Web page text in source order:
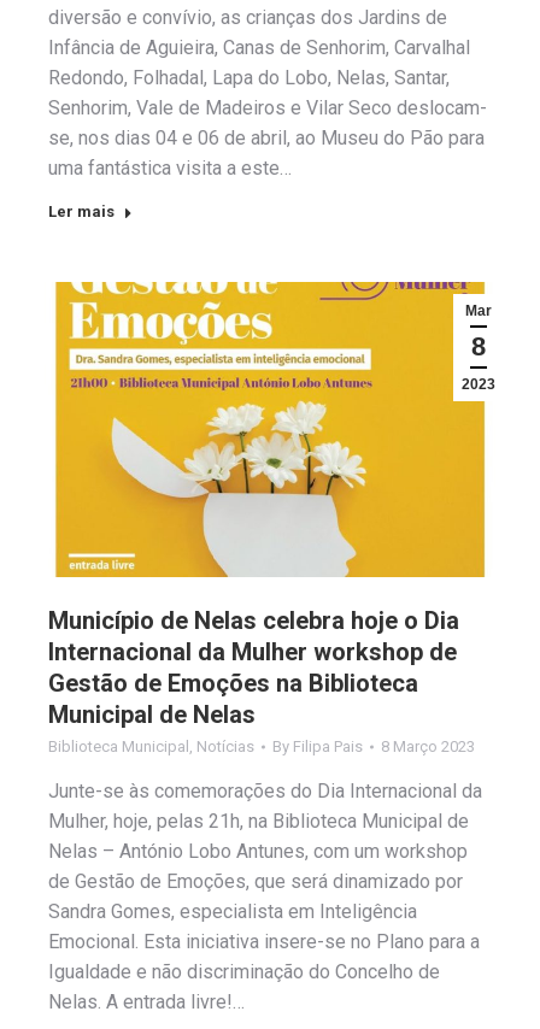
diversão e convívio, as crianças dos Jardins de
Infância de Aguieira, Canas de Senhorim, Carvalhal
Redondo, Folhadal, Lapa do Lobo, Nelas, Santar,
Senhorim, Vale de Madeiros e Vilar Seco deslocam-
se, nos dias 04 e 06 de abril, ao Museu do Pão para
uma fantástica visita a este…
Ler mais
Mar
8
2023
Município de Nelas celebra hoje o Dia
Internacional da Mulher workshop de
Gestão de Emoções na Biblioteca
Municipal de Nelas
Biblioteca Municipal Notícias By Filipa Pais 8 Março 2023
Junte-se às comemorações do Dia Internacional da
Mulher, hoje, pelas 21h, na Biblioteca Municipal de
Nelas – António Lobo Antunes, com um workshop
de Gestão de Emoções, que será dinamizado por
Sandra Gomes, especialista em Inteligência
Emocional. Esta iniciativa insere-se no Plano para a
Igualdade e não discriminação do Concelho de
Nelas. A entrada livre!…